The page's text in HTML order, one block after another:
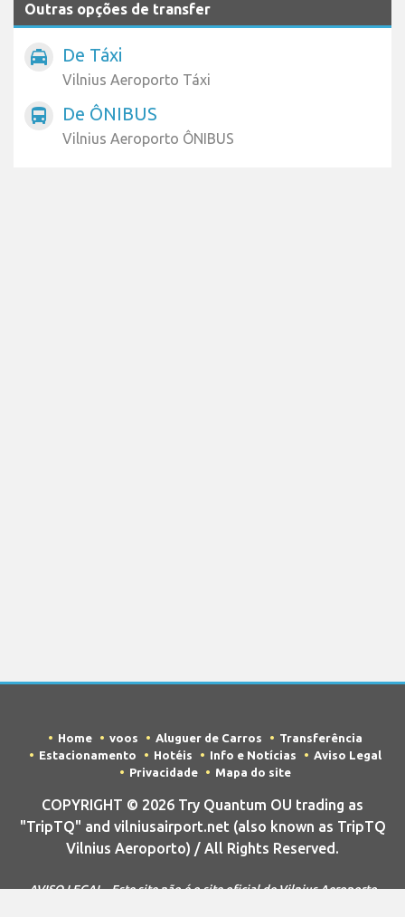
Outras opções de transfer
local_taxi De Táxi
Vilnius Aeroporto Táxi
directions_bus De ÔNIBUS
Vilnius Aeroporto ÔNIBUS
Home voos Aluguer de Carros
Transferência
Estacionamento
Hotéis Info e Notícias
Aviso Legal
Privacidade
Mapa do site
COPYRIGHT © 2026 Try Quantum OU trading as
"TripTQ" and vilniusairport.net (also known as TripTQ
Vilnius Aeroporto) / All Rights Reserved.
AVISO LEGAL - Este site não é o site oficial de Vilnius Aeroporto